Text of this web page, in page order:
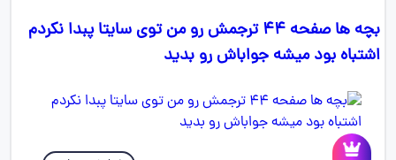
بچه ها صفحه ۴۴ ترجمش رو من توی سایتا پبدا نکردم
اشتباه بود میشه جواباش رو بدید